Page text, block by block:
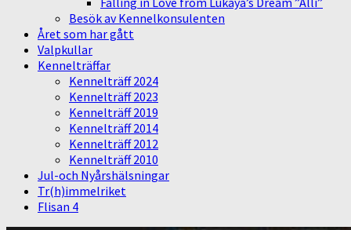
Besök av Kennelkonsulenten
Året som har gått
Valpkullar
Kennelträffar
Kennelträff 2024
Kennelträff 2023
Kennelträff 2019
Kennelträff 2014
Kennelträff 2012
Kennelträff 2010
Jul-och Nyårshälsningar
Tr(h)immelriket
Flisan 4